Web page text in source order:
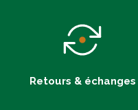
Retours & échanges